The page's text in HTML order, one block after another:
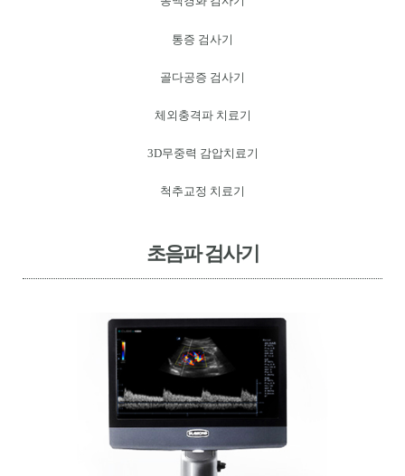
통증 검사기
골다공증 검사기
체외충격파 치료기
3D무중력 감압치료기
척추교정 치료기
초음파 검사기